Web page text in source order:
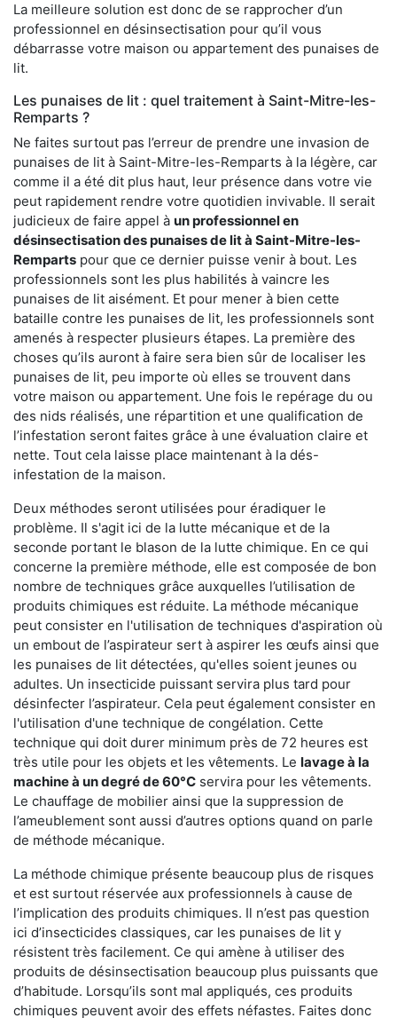
La meilleure solution est donc de se rapprocher d’un
professionnel en désinsectisation pour qu’il vous
débarrasse votre maison ou appartement des punaises de
lit.
Les punaises de lit : quel traitement à Saint-Mitre-les-
Remparts ?
Ne faites surtout pas l’erreur de prendre une invasion de
punaises de lit à Saint-Mitre-les-Remparts à la légère, car
comme il a été dit plus haut, leur présence dans votre vie
peut rapidement rendre votre quotidien invivable. Il serait
judicieux de faire appel à un professionnel en
désinsectisation des punaises de lit à Saint-Mitre-les-
Remparts pour que ce dernier puisse venir à bout. Les
professionnels sont les plus habilités à vaincre les
punaises de lit aisément. Et pour mener à bien cette
bataille contre les punaises de lit, les professionnels sont
amenés à respecter plusieurs étapes. La première des
choses qu’ils auront à faire sera bien sûr de localiser les
punaises de lit, peu importe où elles se trouvent dans
votre maison ou appartement. Une fois le repérage du ou
des nids réalisés, une répartition et une qualification de
l’infestation seront faites grâce à une évaluation claire et
nette. Tout cela laisse place maintenant à la dés-
infestation de la maison.
Deux méthodes seront utilisées pour éradiquer le
problème. Il s'agit ici de la lutte mécanique et de la
seconde portant le blason de la lutte chimique. En ce qui
concerne la première méthode, elle est composée de bon
nombre de techniques grâce auxquelles l’utilisation de
produits chimiques est réduite. La méthode mécanique
peut consister en l'utilisation de techniques d'aspiration où
un embout de l’aspirateur sert à aspirer les œufs ainsi que
les punaises de lit détectées, qu'elles soient jeunes ou
adultes. Un insecticide puissant servira plus tard pour
désinfecter l’aspirateur. Cela peut également consister en
l'utilisation d'une technique de congélation. Cette
technique qui doit durer minimum près de 72 heures est
très utile pour les objets et les vêtements. Le lavage à la
machine à un degré de 60°C servira pour les vêtements.
Le chauffage de mobilier ainsi que la suppression de
l’ameublement sont aussi d’autres options quand on parle
de méthode mécanique.
La méthode chimique présente beaucoup plus de risques
et est surtout réservée aux professionnels à cause de
l’implication des produits chimiques. Il n’est pas question
ici d’insecticides classiques, car les punaises de lit y
résistent très facilement. Ce qui amène à utiliser des
produits de désinsectisation beaucoup plus puissants que
d’habitude. Lorsqu’ils sont mal appliqués, ces produits
chimiques peuvent avoir des effets néfastes. Faites donc